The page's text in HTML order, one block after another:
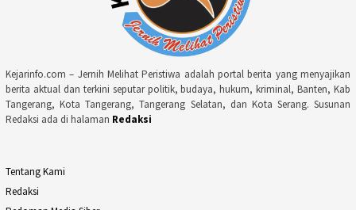
Kejarinfo.com – Jernih Melihat Peristiwa adalah portal berita yang menyajikan
berita aktual dan terkini seputar politik, budaya, hukum, kriminal, Banten, Kab
Tangerang, Kota Tangerang, Tangerang Selatan, dan Kota Serang. Susunan
Redaksi ada di halaman Redaksi
Tentang Kami
Redaksi